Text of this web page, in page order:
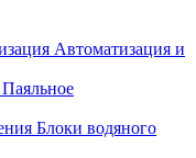
Автоматизация и
Паяльное
Блоки водяного